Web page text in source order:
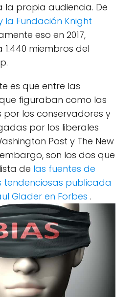
la propia audiencia. De
la Fundación Knight
eso en 2017,
miembros del
es que entre las
figuraban como las
los conservadores y
por los liberales
Post y The New
embargo, son los dos que
de las fuentes de
tendenciosas publicada
Glader en Forbes .